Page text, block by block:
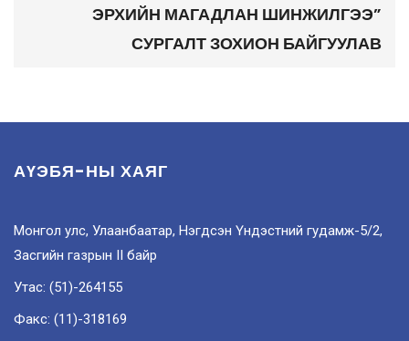
ЭРХИЙН МАГАДЛАН ШИНЖИЛГЭЭ”
СУРГАЛТ ЗОХИОН БАЙГУУЛАВ
АҮЭБЯ-НЫ ХАЯГ
Монгол улс, Улаанбаатар, Нэгдсэн Үндэстний гудамж-5/2,
Засгийн газрын II байр
Утас: (51)-264155
Факс: (11)-318169